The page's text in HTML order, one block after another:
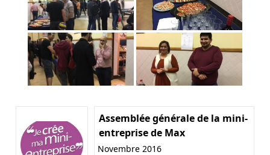
Assemblée générale de la mini-
entreprise de Max
Novembre 2016